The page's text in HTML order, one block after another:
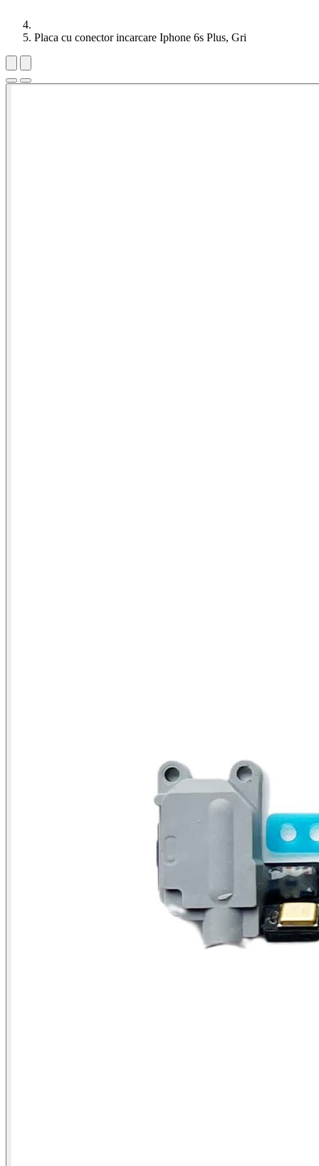
Placa cu conector incarcare Iphone 6s Plus, Gri